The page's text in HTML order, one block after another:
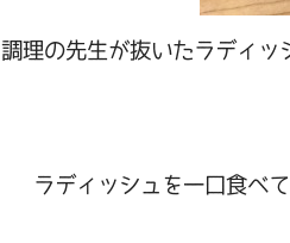
調理の先生が抜いたラディッ
ラディッシュを一口食べ